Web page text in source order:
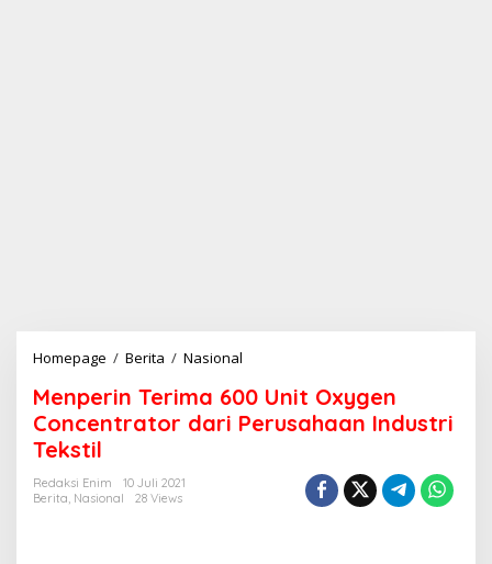
Homepage / Berita / Nasional
n
p
Menperin Terima 600 Unit Oxygen
Concentrator dari Perusahaan Industri
Tekstil
Redaksi Enim
10 Juli 2021
Berita, Nasional 28 Views